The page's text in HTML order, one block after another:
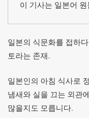
이 기사는 일본어
일본의 식문화를 접하
토라는 존재.
일본인의 아침 식사로
냄새와 실을 끄는 외관
많을지도 모릅니다.